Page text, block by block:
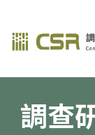
調查研
調查